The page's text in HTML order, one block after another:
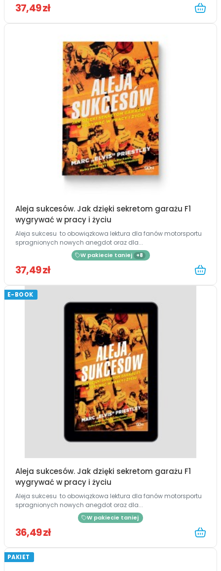
37,49 zł
Aleja sukcesów. Jak dzięki sekretom garażu F1
wygrywać w pracy i życiu
Aleja sukcesu to obowiązkowa lektura dla fanów motorsportu
spragnionych nowych anegdot oraz dla...
W pakiecie taniej +8
37,49 zł
E-BOOK
Aleja sukcesów. Jak dzięki sekretom garażu F1
wygrywać w pracy i życiu
Aleja sukcesu to obowiązkowa lektura dla fanów motorsportu
spragnionych nowych anegdot oraz dla...
W pakiecie taniej
36,49 zł
PAKIET